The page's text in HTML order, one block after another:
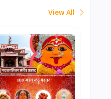
View All